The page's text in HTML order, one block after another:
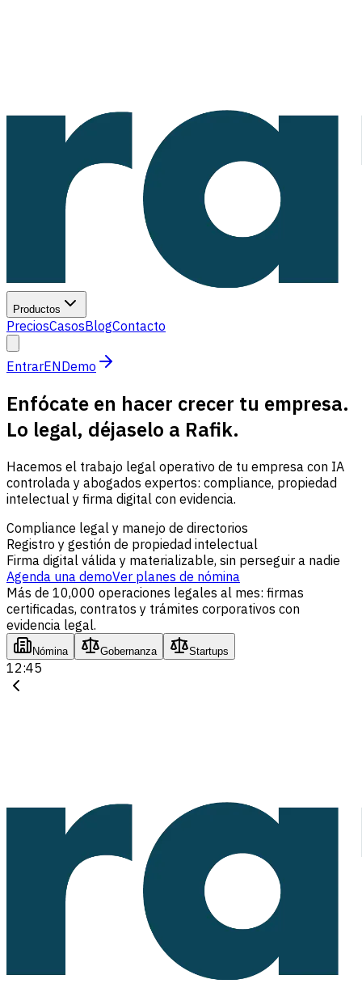
Productos
PreciosCasosBlogContacto
EntrarENDemo
Enfócate en hacer crecer tu empresa.
Lo legal, déjaselo a Rafik.
Hacemos el trabajo legal operativo de tu empresa con IA
controlada y abogados expertos: compliance, propiedad
intelectual y firma digital con evidencia.
Compliance legal y manejo de directorios
Registro y gestión de propiedad intelectual
Firma digital válida y materializable, sin perseguir a nadie
Agenda una demoVer planes de nómina
Más de 10,000 operaciones legales al mes: firmas
certificadas, contratos y trámites corporativos con
evidencia legal.
Nómina Gobernanza Startups
12:45